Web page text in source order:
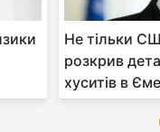
Не тільки
розкрив
хуситів в